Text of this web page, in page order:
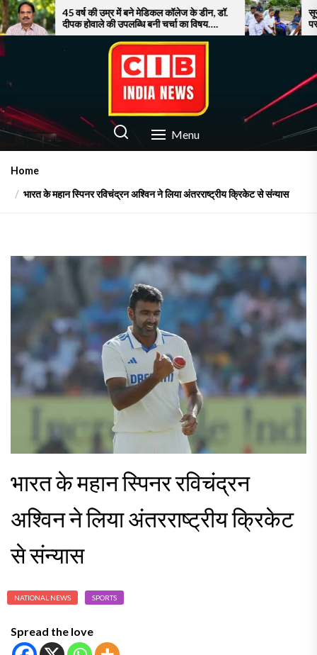
Skip
to
the
content
वर्ष की उम्र में बने मेडिकल कॉलेज के डीन, डॉ.
होवाले की उपलब्धि बनी चर्चा का विषय….
सूरत में बाढ़ से बेहाल
पर फूटा गुस्सा!
CIB INDIA NEWS
Latest News in Azamgarh Menu
Home
भारत के महान स्पिनर रविचंद्रन अश्विन ने लिया अंतरराष्ट्रीय क्रिकेट से संन्यास
भारत के महान स्पिनर रविचंद्रन
अश्विन ने लिया अंतरराष्ट्रीय क्रिकेट
से संन्यास
NATIONAL NEWS SPORTS
Spread the love